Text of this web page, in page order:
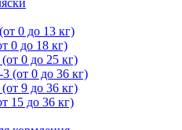
0 до 13 кг)
0 до 18 кг)
0 до 25 кг)
(от 0 до 36 кг)
9 до 36 кг)
15 до 36 кг)